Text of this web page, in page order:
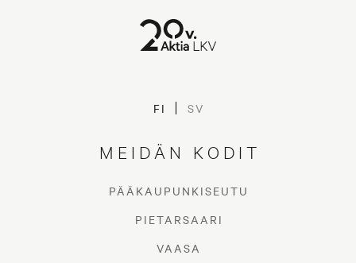
FI SV
MEIDÄN KODIT
PÄÄKAUPUNKISEUTU
PIETARSAARI
VAASA